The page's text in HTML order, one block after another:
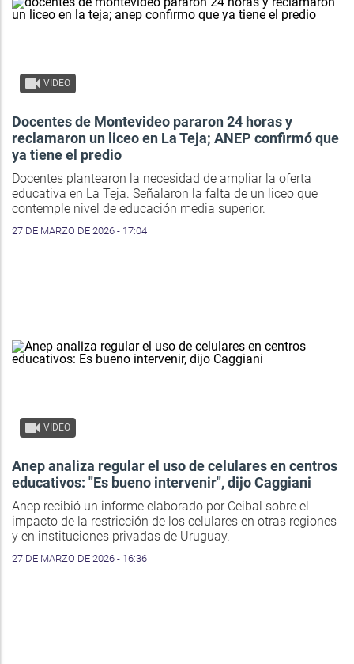
VIDEO
Docentes de Montevideo pararon 24 horas y
reclamaron un liceo en La Teja; ANEP confirmó que
ya tiene el predio
Docentes plantearon la necesidad de ampliar la oferta
educativa en La Teja. Señalaron la falta de un liceo que
contemple nivel de educación media superior.
27 DE MARZO DE 2026 - 17:04
VIDEO
Anep analiza regular el uso de celulares en centros
educativos: "Es bueno intervenir", dijo Caggiani
Anep recibió un informe elaborado por Ceibal sobre el
impacto de la restricción de los celulares en otras regiones
y en instituciones privadas de Uruguay.
27 DE MARZO DE 2026 - 16:36